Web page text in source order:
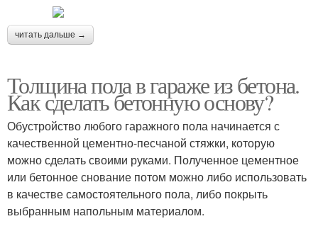
читать дальше →
Толщина пола в гараже из бетона.
Как сделать бетонную основу?
Обустройство любого гаражного пола начинается с
качественной цементно-песчаной стяжки, которую
можно сделать своими руками. Полученное цементное
или бетонное снование потом можно либо использовать
в качестве самостоятельного пола, либо покрыть
выбранным напольным материалом.